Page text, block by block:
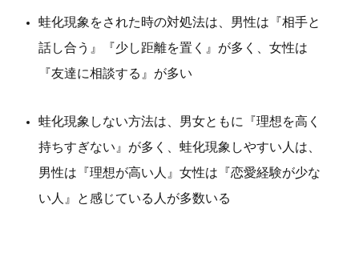
蛙化現象をされた時の対処法は、男性は『相手と
話し合う』『少し距離を置く』が多く、女性は
『友達に相談する』が多い
蛙化現象しない方法は、男女ともに『理想を高く
持ちすぎない』が多く、蛙化現象しやすい人は、
男性は『理想が高い人』女性は『恋愛経験が少な
い人』と感じている人が多数いる